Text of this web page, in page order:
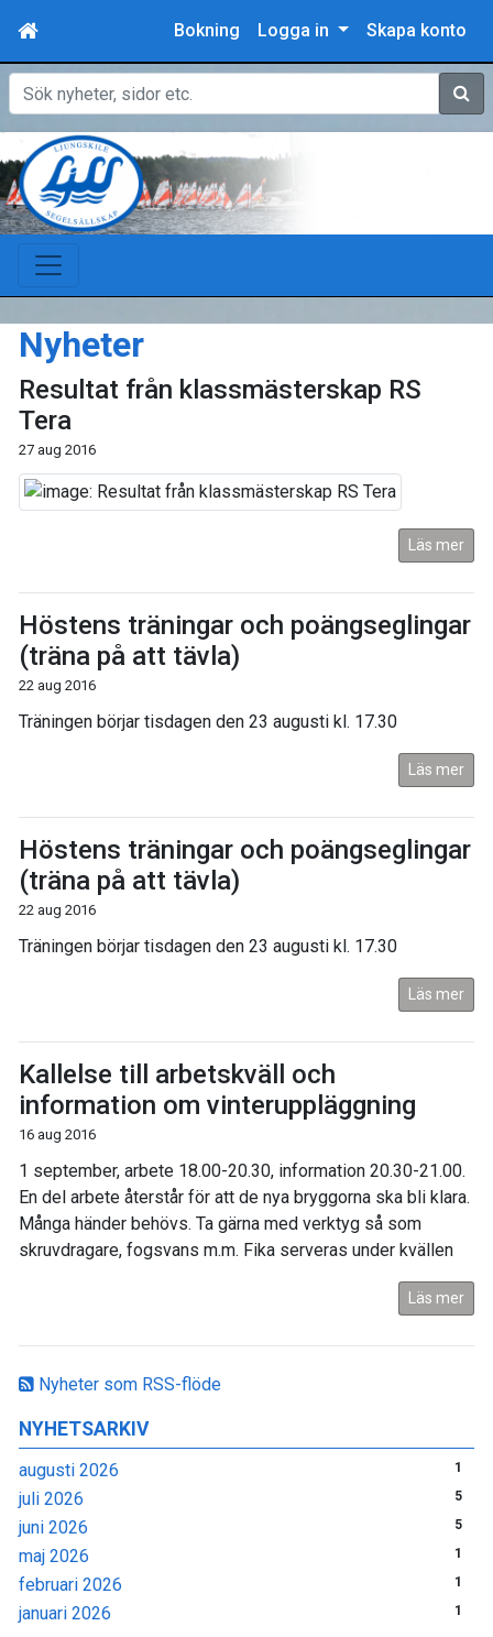
Bokning Logga in Skapa konto
Sök
Nyheter som RSS-flöde
NYHETSARKIV
augusti 2026 1
juli 2026 5
juni 2026 5
maj 2026 1
februari 2026 1
januari 2026 1
Nyheter
Resultat från klassmästerskap RS
Tera
27 aug 2016
Läs mer
Höstens träningar och poängseglingar
(träna på att tävla)
22 aug 2016
Träningen börjar tisdagen den 23 augusti kl. 17.30
Läs mer
Höstens träningar och poängseglingar
(träna på att tävla)
22 aug 2016
Träningen börjar tisdagen den 23 augusti kl. 17.30
Läs mer
Kallelse till arbetskväll och
information om vinteruppläggning
16 aug 2016
1 september, arbete 18.00-20.30, information 20.30-21.00.
En del arbete återstår för att de nya bryggorna ska bli klara.
Många händer behövs. Ta gärna med verktyg så som
skruvdragare, fogsvans m.m. Fika serveras under kvällen
Läs mer